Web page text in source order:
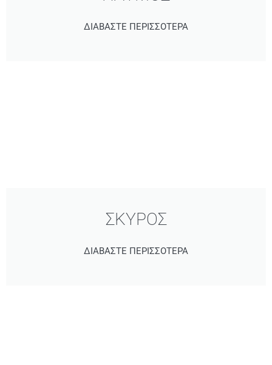
ΔΙΑΒΑΣΤΕ ΠΕΡΙΣΣΟΤΕΡΑ
ΣΚΥΡΟΣ
ΔΙΑΒΑΣΤΕ ΠΕΡΙΣΣΟΤΕΡΑ